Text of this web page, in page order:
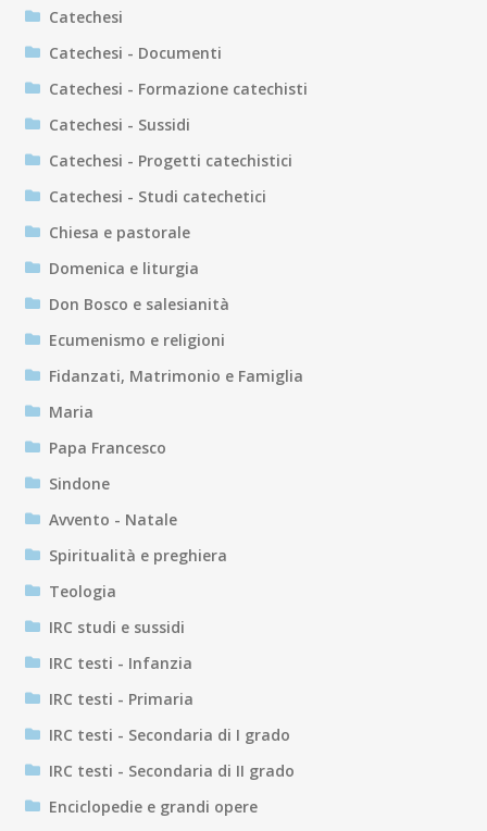
Catechesi
Catechesi - Documenti
Catechesi - Formazione catechisti
Catechesi - Sussidi
Catechesi - Progetti catechistici
Catechesi - Studi catechetici
Chiesa e pastorale
Domenica e liturgia
Don Bosco e salesianità
Ecumenismo e religioni
Fidanzati, Matrimonio e Famiglia
Maria
Papa Francesco
Sindone
Avvento - Natale
Spiritualità e preghiera
Teologia
IRC studi e sussidi
IRC testi - Infanzia
IRC testi - Primaria
IRC testi - Secondaria di I grado
IRC testi - Secondaria di II grado
Enciclopedie e grandi opere